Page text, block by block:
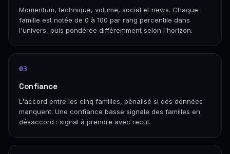
Momentum, technique, volume, social et news. Chaque
famille est notée de 0 à 100 par rang percentile dans
l'univers, puis pondérée différemment selon l'horizon.
03
Confiance
L'accord entre les cinq familles, pénalisé si des données
manquent. Une confiance basse signale des familles en
désaccord : signal à prendre avec recul.